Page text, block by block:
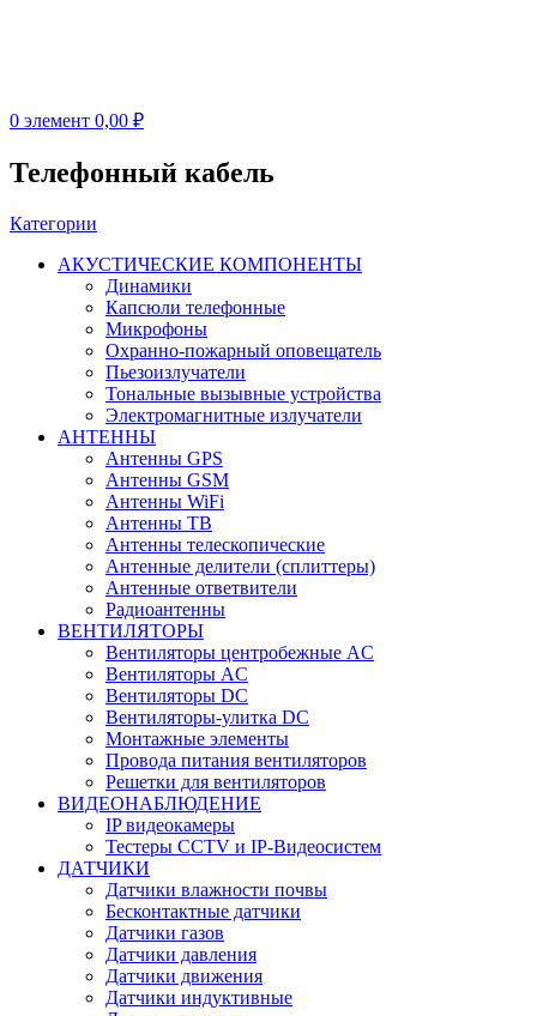
0 элемент 0,00 ₽
Телефонный кабель
Категории
АКУСТИЧЕСКИЕ КОМПОНЕНТЫ
Динамики
Капсюли телефонные
Микрофоны
Охранно-пожарный оповещатель
Пьезоизлучатели
Тональные вызывные устройства
Электромагнитные излучатели
АНТЕННЫ
Антенны GPS
Антенны GSM
Антенны WiFi
Антенны ТВ
Антенны телескопические
Антенные делители (сплиттеры)
Антенные ответвители
Радиоантенны
ВЕНТИЛЯТОРЫ
Вентиляторы центробежные AC
Вентиляторы AC
Вентиляторы DC
Вентиляторы-улитка DC
Монтажные элементы
Провода питания вентиляторов
Решетки для вентиляторов
ВИДЕОНАБЛЮДЕНИЕ
IP видеокамеры
Тестеры CCTV и IP-Видеосистем
ДАТЧИКИ
Датчики влажности почвы
Бесконтактные датчики
Датчики газов
Датчики давления
Датчики движения
Датчики индуктивные